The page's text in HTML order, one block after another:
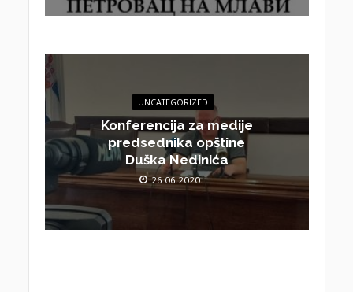
UNCATEGORIZED
Konferencija za medije
predsednika opštine
Duška Nedinića
26.06.2020.